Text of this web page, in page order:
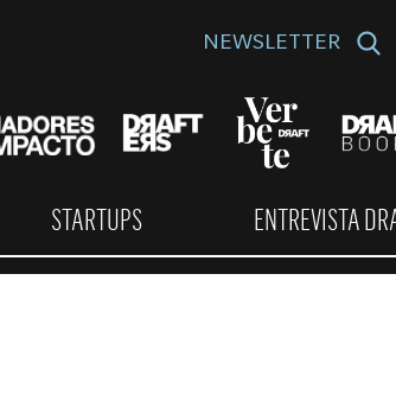
NEWSLETTER
STARTUPS ENTREVISTA